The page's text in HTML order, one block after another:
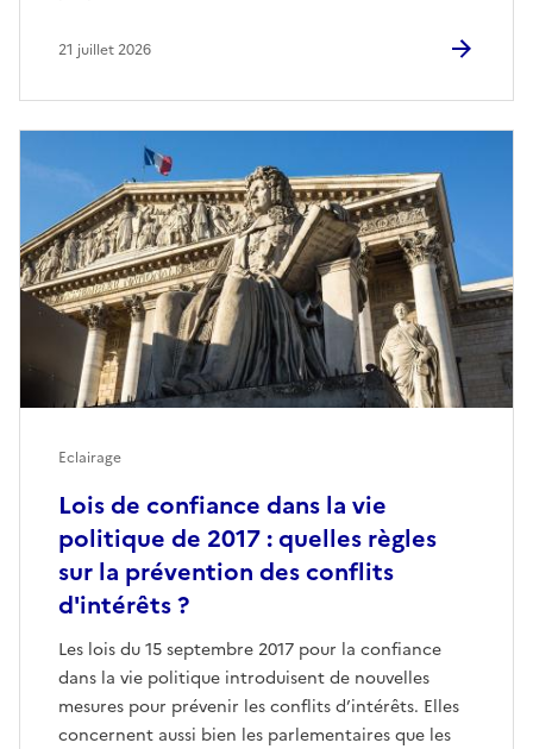
21 juillet 2026
Lois de confiance dans la vie
politique de 2017 : quelles règles
sur la prévention des conflits
d'intérêts ?
Les lois du 15 septembre 2017 pour la confiance
dans la vie politique introduisent de nouvelles
mesures pour prévenir les conflits d’intérêts. Elles
concernent aussi bien les parlementaires que les
Eclairage